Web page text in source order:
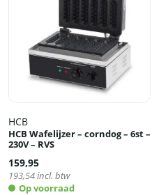
HCB
HCB Wafelijzer – corndog – 6st –
230V – RVS
159,95
193,54incl. btw
Op voorraad